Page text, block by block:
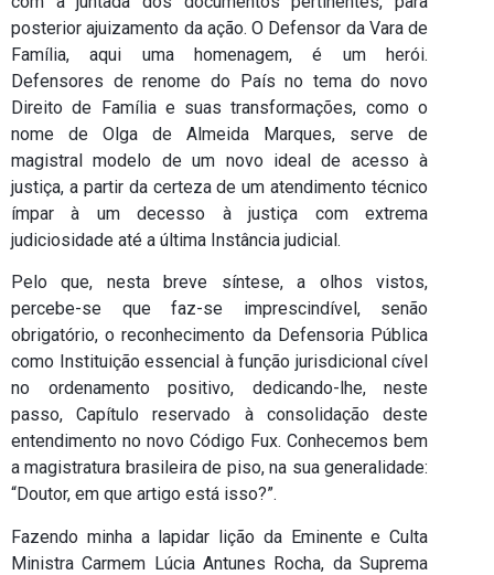
posterior ajuizamento da ação. O Defensor da Vara de
Família, aqui uma homenagem, é um herói.
Defensores de renome do País no tema do novo
Direito de Família e suas transformações, como o
nome de Olga de Almeida Marques, serve de
magistral modelo de um novo ideal de acesso à
justiça, a partir da certeza de um atendimento técnico
ímpar à um decesso à justiça com extrema
judiciosidade até a última Instância judicial.
Pelo que, nesta breve síntese, a olhos vistos,
percebe-se que faz-se imprescindível, senão
obrigatório, o reconhecimento da Defensoria Pública
como Instituição essencial à função jurisdicional cível
no ordenamento positivo, dedicando-lhe, neste
passo, Capítulo reservado à consolidação deste
entendimento no novo Código Fux. Conhecemos bem
a magistratura brasileira de piso, na sua generalidade:
“Doutor, em que artigo está isso?”.
Fazendo minha a lapidar lição da Eminente e Culta
Ministra Carmem Lúcia Antunes Rocha, da Suprema